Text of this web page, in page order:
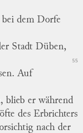
dem Dorfe
Stadt Düben,
55
Auf
blieb er während
des Erbrichters
nach der